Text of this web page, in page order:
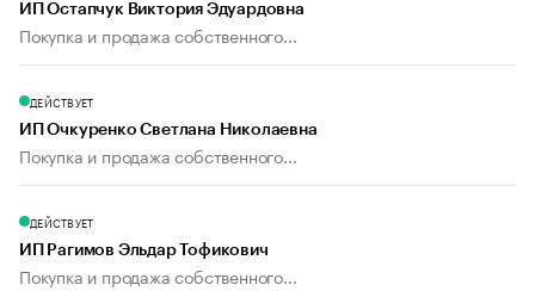
ИП Остапчук Виктория Эдуардовна
Покупка и продажа собственного...
ДЕЙСТВУЕТ
ИП Очкуренко Светлана Николаевна
Покупка и продажа собственного...
ДЕЙСТВУЕТ
ИП Рагимов Эльдар Тофикович
Покупка и продажа собственного...